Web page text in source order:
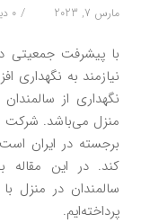
مارس 7, 2023 / 0 دیدگاه
با پیشرفت جمعیتی
نیازمند به نگهداری
نگهداری از
منزل می‌باشد. شرکت
برجسته در ایران
کند. در این مقاله
سالمندان در منزل
پرداخته‌ایم.